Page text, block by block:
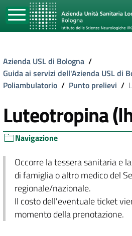
Azienda USL di Bologna /
Guida ai servizi dell'Azienda USL di
Poliambulatorio / Punto prelievi /
Luteotropina
Navigazione
Occorre la tessera sanitaria e
di famiglia o altro medico del
regionale/nazionale.
Il costo dell'eventuale ticket
momento della prenotazione.